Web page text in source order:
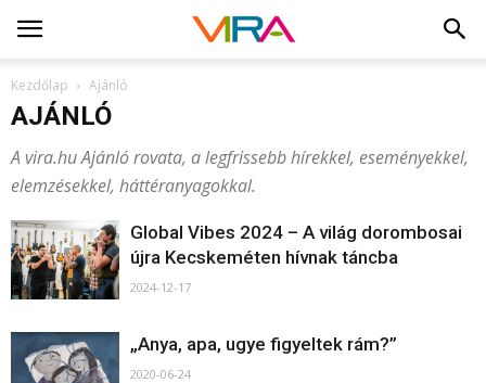
Kezdőlap Ajánló
AJÁNLÓ
A vira.hu Ajánló rovata, a legfrissebb hírekkel, eseményekkel,
elemzésekkel, háttéranyagokkal.
Global Vibes 2024 – A világ dorombosai
újra Kecskeméten hívnak táncba
2024-12-17
„Anya, apa, ugye figyeltek rám?”
2020-06-24